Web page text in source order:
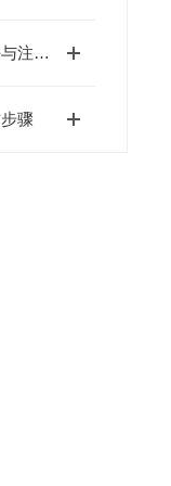
旋转蒸发器的使用方法与注意事项
骤